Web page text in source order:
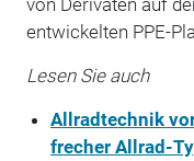
entwickelten PPE-
Lesen Sie auch
Allradtechnik
frecher Allrad-